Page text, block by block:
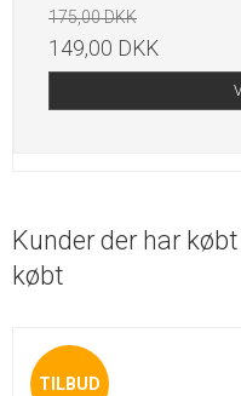
175,00 DKK
149,00 DKK
Kunder der har
købt
TILBUD